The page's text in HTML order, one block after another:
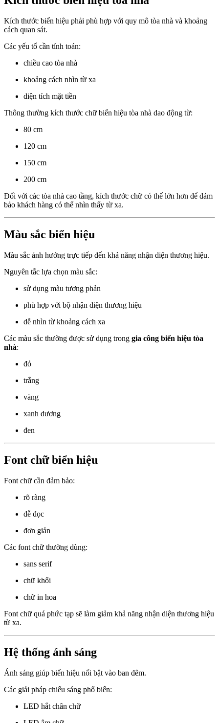
Kích thước biển hiệu phải phù hợp với quy mô tòa nhà và khoảng
cách quan sát.
Các yếu tố cần tính toán:
chiều cao tòa nhà
khoảng cách nhìn từ xa
diện tích mặt tiền
Thông thường kích thước chữ biển hiệu tòa nhà dao động từ:
80 cm
120 cm
150 cm
200 cm
Đối với các tòa nhà cao tầng, kích thước chữ có thể lớn hơn để đảm
bảo khách hàng có thể nhìn thấy từ xa.
Màu sắc biển hiệu
Màu sắc ảnh hưởng trực tiếp đến khả năng nhận diện thương hiệu.
Nguyên tắc lựa chọn màu sắc:
sử dụng màu tương phản
phù hợp với bộ nhận diện thương hiệu
dễ nhìn từ khoảng cách xa
Các màu sắc thường được sử dụng trong gia công biển hiệu tòa
nhà:
đỏ
trắng
vàng
xanh dương
đen
Font chữ biển hiệu
Font chữ cần đảm bảo:
rõ ràng
dễ đọc
đơn giản
Các font chữ thường dùng:
sans serif
chữ khối
chữ in hoa
Font chữ quá phức tạp sẽ làm giảm khả năng nhận diện thương hiệu
từ xa.
Hệ thống ánh sáng
Ánh sáng giúp biển hiệu nổi bật vào ban đêm.
Các giải pháp chiếu sáng phổ biến:
LED hắt chân chữ